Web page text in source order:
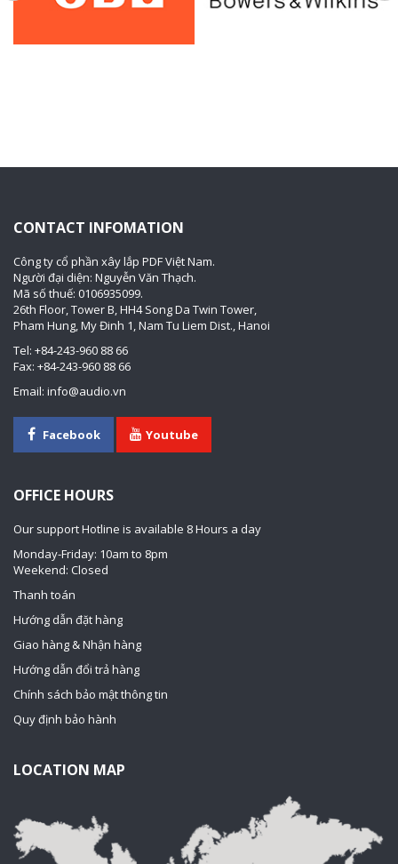
CONTACT INFOMATION
Công ty cổ phần xây lắp PDF Việt Nam.
Người đại diện: Nguyễn Văn Thạch.
Mã số thuế: 0106935099.
26th Floor, Tower B, HH4 Song Da Twin Tower,
Pham Hung, My Đinh 1, Nam Tu Liem Dist., Hanoi
Tel: +84-243-960 88 66
Fax: +84-243-960 88 66
Email: info@audio.vn
Facebook Youtube
OFFICE HOURS
Our support Hotline is available 8 Hours a day
Monday-Friday: 10am to 8pm
Weekend: Closed
Thanh toán
Hướng dẫn đặt hàng
Giao hàng & Nhận hàng
Hướng dẫn đổi trả hàng
Chính sách bảo mật thông tin
Quy định bảo hành
LOCATION MAP